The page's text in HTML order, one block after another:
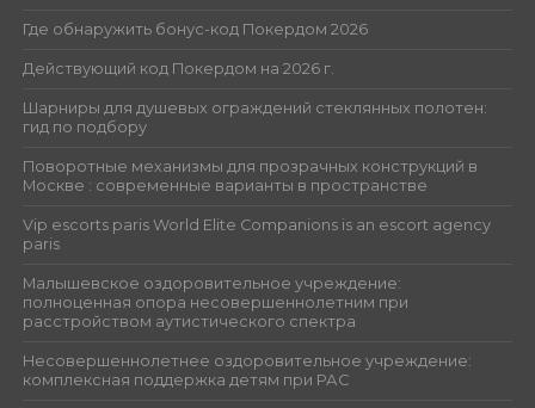
Где обнаружить бонус-код Покердом 2026
Действующий код Покердом на 2026 г.
Шарниры для душевых ограждений стеклянных полотен:
гид по подбору
Поворотные механизмы для прозрачных конструкций в
Москве : современные варианты в пространстве
Vip escorts paris World Elite Companions is an escort agency
paris
Малышевское оздоровительное учреждение:
полноценная опора несовершеннолетним при
расстройством аутистического спектра
Несовершеннолетнее оздоровительное учреждение:
комплексная поддержка детям при РАС